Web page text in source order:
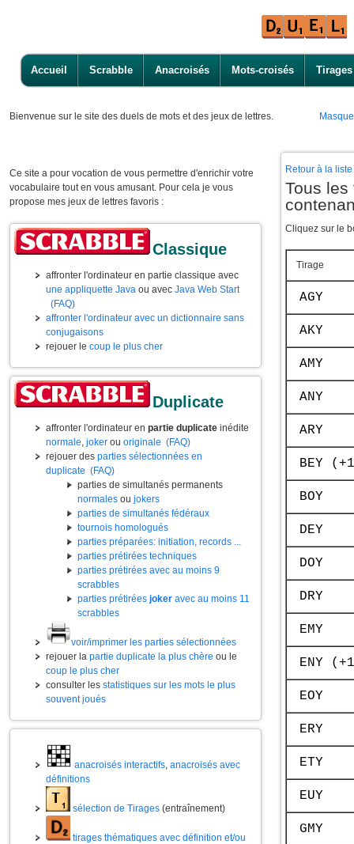
Accueil Scrabble Anacroisés Mots-croisés Tirages
Bienvenue sur le site des duels de mots et des jeux de lettres.
Ce site a pour vocation de vous permettre d'enrichir votre
vocabulaire tout en vous amusant. Pour cela je vous
propose mes jeux de lettres favoris :
Classique
affronter l'ordinateur en partie classique avec
une appliquette Java ou avec Java Web Start
(FAQ)
affronter l'ordinateur avec un dictionnaire sans
conjugaisons
rejouer le coup le plus cher
Duplicate
affronter l'ordinateur en partie duplicate inédite
normale, joker ou originale (FAQ)
rejouer des parties sélectionnées en
duplicate (FAQ)
parties de simultanés permanents
normales ou jokers
parties de simultanés fédéraux
tournois homologués
parties préparées: initiation, records ...
parties prétirées techniques
parties prétirées avec au moins 9
scrabbles
parties prétirées joker avec au moins 11
scrabbles
voir/imprimer les parties sélectionnées
rejouer la partie duplicate la plus chère ou le
coup le plus cher
consulter les statistiques sur les mots le plus
souvent joués
anacroisés interactifs, anacroisés avec
définitions
sélection de Tirages (entraînement)
tirages thématiques avec définition et/ou
Retour à la
Tous
Cliquez sur le
Tirage
AGY
AKY
AMY
ANY
ARY
BEY
BOY
DEY
DOY
DRY
EMY
ENY
EOY
ERY
ETY
EUY
GMY